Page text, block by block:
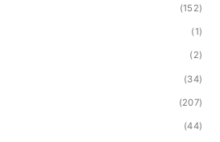
(152)
(1)
(2)
(34)
(207)
(44)